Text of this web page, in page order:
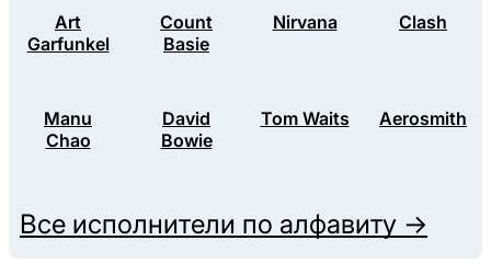
Art
Garfunkel
Count
Basie
Nirvana Clash
Manu
Chao
David
Bowie
Tom Waits Aerosmith
Все исполнители по алфавиту →